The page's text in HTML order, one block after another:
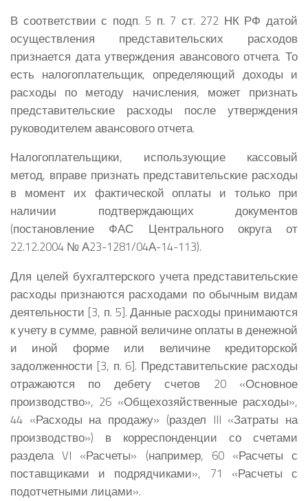
В соответствии с подп. 5 п. 7 ст. 272 НК РФ датой
осуществления представительских расходов
признается дата утверждения авансового отчета. То
есть налогоплательщик, определяющий доходы и
расходы по методу начисления, может признать
представительские расходы после утверждения
руководителем авансового отчета.
Налогоплательщики, использующие кассовый
метод, вправе признать представительские расходы
в момент их фактической оплаты и только при
наличии подтверждающих документов
(постановление ФАС Центрального округа от
22.12.2004 № А23-1281/04А-14-113).
Для целей бухгалтерского учета представительские
расходы признаются расходами по обычным видам
деятельности [3, п. 5]. Данные расходы принимаются
к учету в сумме, равной величине оплаты в денежной
и иной форме или величине кредиторской
задолженности [3, п. 6]. Представительские расходы
отражаются по дебету счетов 20 «Основное
производство», 26 «Общехозяйственные расходы»,
44 «Расходы на продажу» (раздел III «Затраты на
производство») в корреспонденции со счетами
раздела VI «Расчеты» (например, 60 «Расчеты с
поставщиками и подрядчиками», 71 «Расчеты с
подотчетными лицами».